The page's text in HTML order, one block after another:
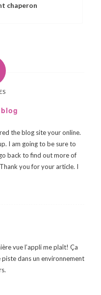
chaperon
the blog site your online.
I am going to be sure to
back to find out more of
you for your article. I
vue l’appli me plaît! Ça
dans un environnement